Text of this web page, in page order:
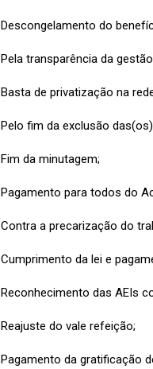
Descongelamento do
Pela transparência da
Basta de privatização na
Pelo fim da exclusão
Fim da minutagem;
Pagamento para todos do
Contra a precarização do
Cumprimento da lei e
Reconhecimento das AEIs
Reajuste do vale refeição;
Pagamento da gratificação